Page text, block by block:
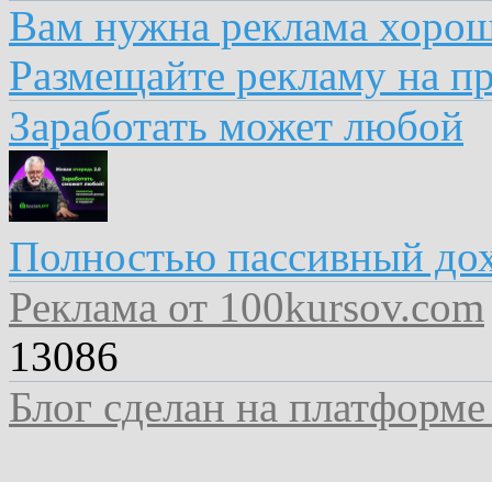
Вам нужна реклама
Размещайте рекламу на
Заработать может любой
Полностью пассивный
Реклама от 100kursov.com
13086
Блог сделан на